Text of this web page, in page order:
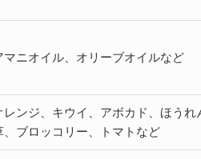
マニオイル、オリーブオイルなど
レンジ、キウイ、アボカド、ほうれ
、ブロッコリー、トマトなど